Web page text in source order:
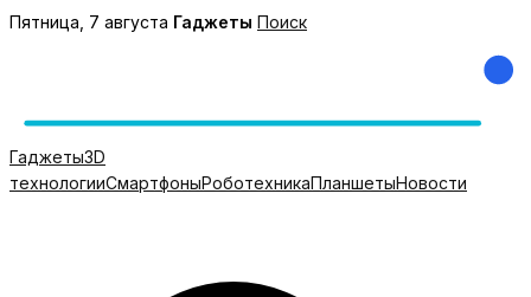
Перейти
Пятница, 7 августа Гаджеты Поиск
Гаджеты3D
технологииСмартфоныРоботехникаПланшетыНовости